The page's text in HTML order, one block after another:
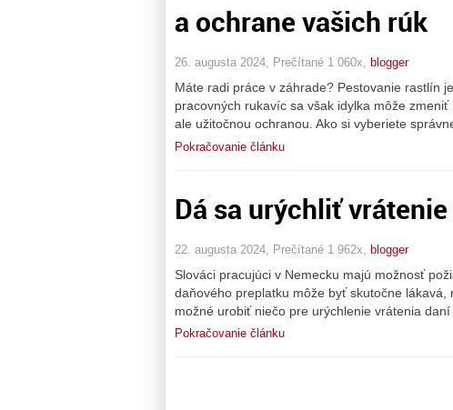
a ochrane vašich rúk
26. augusta 2024, Prečítané 1 060x, blogger
Máte radi práce v záhrade? Pestovanie rastlín
pracovných rukavíc sa však idylka môže
ale užitočnou ochranou. Ako si vyberiete
Pokračovanie článku
Dá sa urýchliť
22. augusta 2024, Prečítané 1 962x, blogger
Slováci pracujúci v Nemecku majú možnosť
daňového preplatku môže byť skutočne
možné urobiť niečo pre urýchlenie vrátenia
Pokračovanie článku